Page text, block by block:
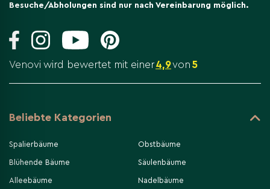
Besuche/Abholungen sind nur nach Vereinbarung möglich.
Venovi wird bewertet mit einer4,9von 5
Beliebte Kategorien
Spalierbäume
Blühende Bäume
Alleebäume
Obstbäume
Säulenbäume
Nadelbäume